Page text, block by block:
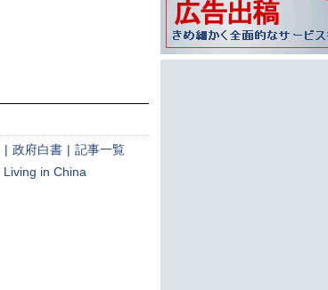
| 政府白書 | 記事一覧
Living in China